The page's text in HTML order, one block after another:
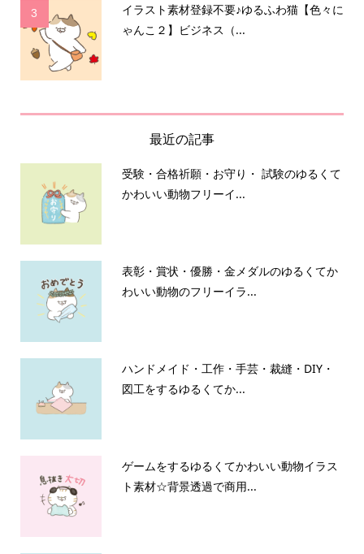
3
イラスト素材登録不要♪ゆるふわ猫【色々に
ゃんこ２】ビジネス（...
最近の記事
受験・合格祈願・お守り・ 試験のゆるくて
かわいい動物フリーイ...
表彰・賞状・優勝・金メダルのゆるくてか
わいい動物のフリーイラ...
ハンドメイド・工作・手芸・裁縫・DIY・
図工をするゆるくてか...
ゲームをするゆるくてかわいい動物イラス
ト素材☆背景透過で商用...